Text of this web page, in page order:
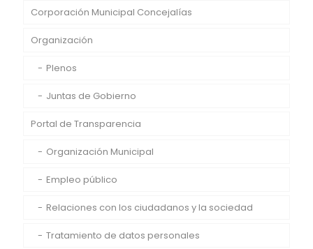
Corporación Municipal Concejalías
Organización
Plenos
Juntas de Gobierno
Portal de Transparencia
Organización Municipal
Empleo público
Relaciones con los ciudadanos y la sociedad
Tratamiento de datos personales